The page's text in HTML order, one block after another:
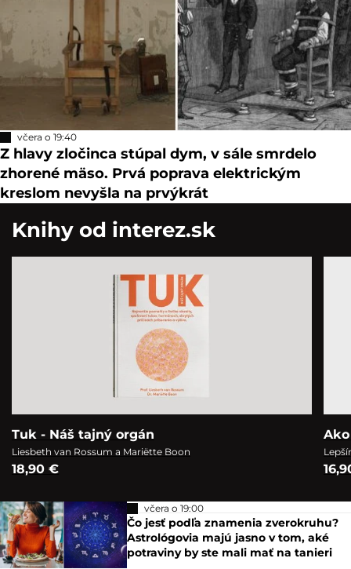
včera o 19:40
Z hlavy zločinca stúpal dym, v sále smrdelo
zhorené mäso. Prvá poprava elektrickým
kreslom nevyšla na prvýkrát
Knihy od interez.sk
Tuk - Náš tajný orgán
Liesbeth van Rossum a Mariëtte Boon
18,90 €
včera o 19:00
Čo jesť podľa znamenia zverokruhu?
Astrológovia majú jasno v tom, aké
potraviny by ste mali mať na tanieri